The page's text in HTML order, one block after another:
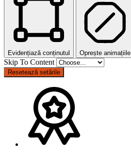
Evidențiază conținutul Oprește animațiile
Skip To Content
Resetează setările